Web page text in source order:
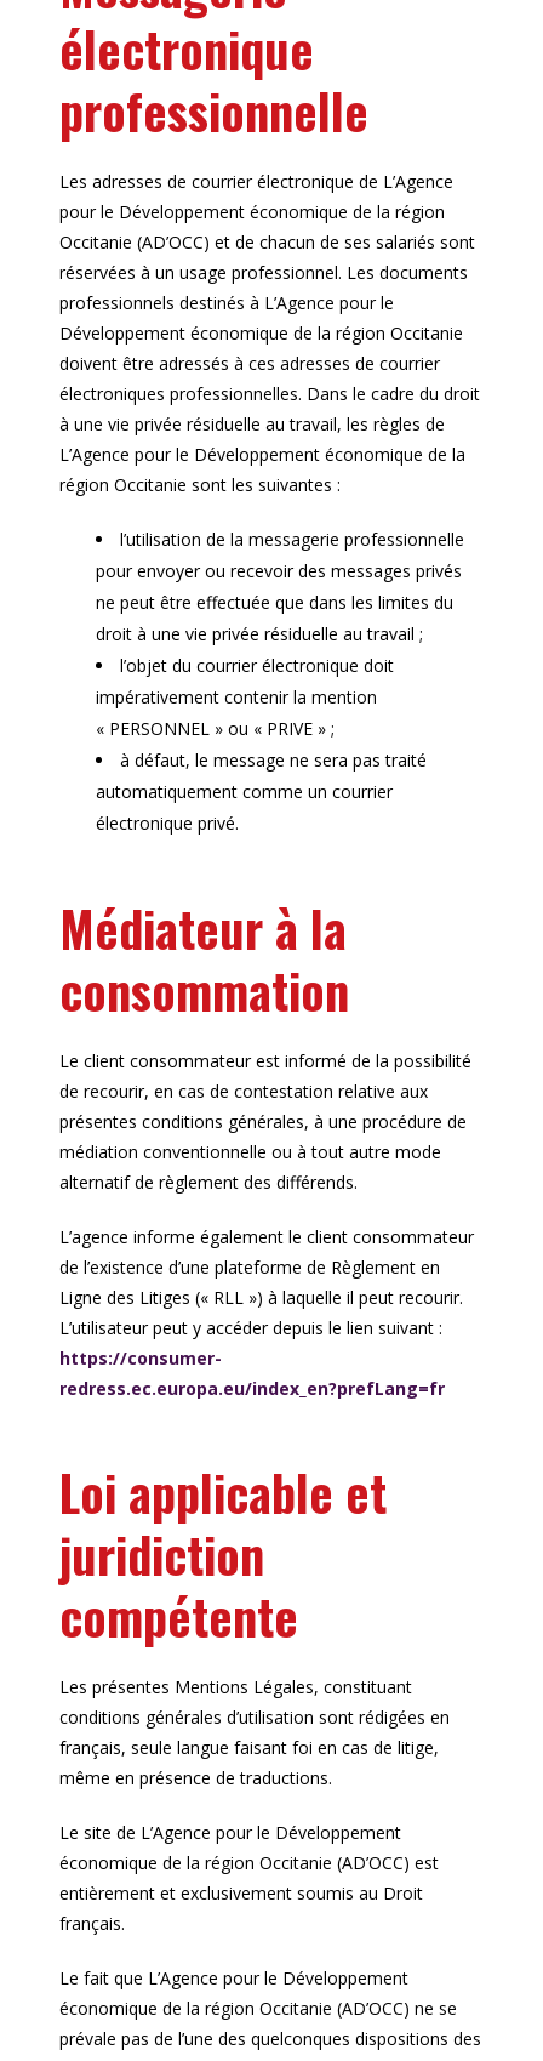
électronique
professionnelle
Les adresses de courrier électronique de L’Agence
pour le Développement économique de la région
Occitanie (AD’OCC) et de chacun de ses salariés sont
réservées à un usage professionnel. Les documents
professionnels destinés à L’Agence pour le
Développement économique de la région Occitanie
doivent être adressés à ces adresses de courrier
électroniques professionnelles. Dans le cadre du droit
à une vie privée résiduelle au travail, les règles de
L’Agence pour le Développement économique de la
région Occitanie sont les suivantes :
l’utilisation de la messagerie professionnelle
pour envoyer ou recevoir des messages privés
ne peut être effectuée que dans les limites du
droit à une vie privée résiduelle au travail ;
l’objet du courrier électronique doit
impérativement contenir la mention
« PERSONNEL » ou « PRIVE » ;
à défaut, le message ne sera pas traité
automatiquement comme un courrier
électronique privé.
Médiateur à la
consommation
Le client consommateur est informé de la possibilité
de recourir, en cas de contestation relative aux
présentes conditions générales, à une procédure de
médiation conventionnelle ou à tout autre mode
alternatif de règlement des différends.
L’agence informe également le client consommateur
de l’existence d’une plateforme de Règlement en
Ligne des Litiges (« RLL ») à laquelle il peut recourir.
L’utilisateur peut y accéder depuis le lien suivant :
https://consumer-
redress.ec.europa.eu/index_en?prefLang=fr
Loi applicable et
juridiction
compétente
Les présentes Mentions Légales, constituant
conditions générales d’utilisation sont rédigées en
français, seule langue faisant foi en cas de litige,
même en présence de traductions.
Le site de L’Agence pour le Développement
économique de la région Occitanie (AD’OCC) est
entièrement et exclusivement soumis au Droit
français.
Le fait que L’Agence pour le Développement
économique de la région Occitanie (AD’OCC) ne se
prévale pas de l’une des quelconques dispositions des